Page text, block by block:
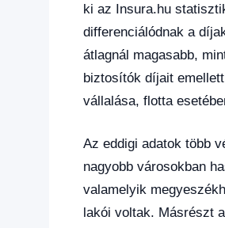
ki az Insura.hu
differenciálódnak a
átlagnál magasabb,
biztosítók díjait
vállalása, flotta
Az eddigi adatok több
nagyobb városokban
valamelyik
lakói voltak. Másrészt